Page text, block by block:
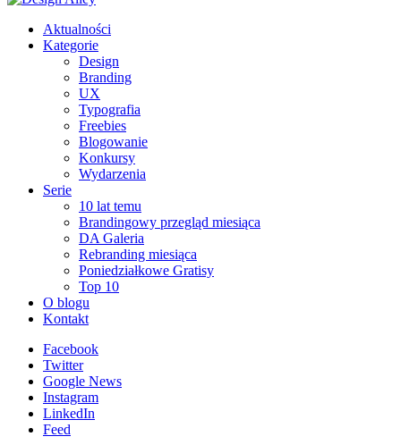
Aktualności
Kategorie
Design
Branding
UX
Typografia
Freebies
Blogowanie
Konkursy
Wydarzenia
Serie
10 lat temu
Brandingowy przegląd miesiąca
DA Galeria
Rebranding miesiąca
Poniedziałkowe Gratisy
Top 10
O blogu
Kontakt
Facebook
Twitter
Google News
Instagram
LinkedIn
Feed